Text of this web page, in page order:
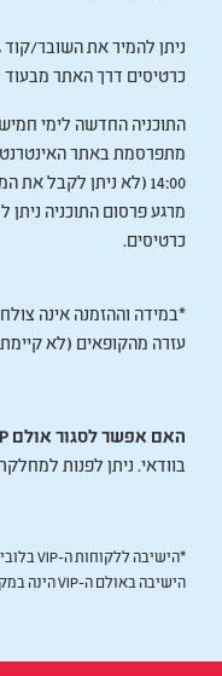
ניתן להמיר את השובר/
כרטיסים דרך האתר מבעוד
התוכניה החדשה לימי
מתפרסמת באתר האינטרנט
14:00 (לא ניתן לקבל
מרגע פרסום התוכניה
כרטיסים.
*במידה וההזמנה אינה
עזרה מהקופאים (לא
האם אפשר לסגור אולם VIP עבור אירוע פרטי?
בוודאי. ניתן לפנות
*הישיבה ללקוחות ה-VIP בלובי התכנסות לפני הסרט הינה על בסיס מקום פנוי.
הישיבה באולם ה-VIP הינה במקומות המסומנים בכרטיס לסרט